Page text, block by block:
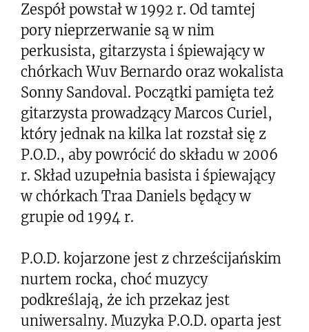
Zespół powstał w 1992 r. Od tamtej
pory nieprzerwanie są w nim
perkusista, gitarzysta i śpiewający w
chórkach Wuv Bernardo oraz wokalista
Sonny Sandoval. Początki pamięta też
gitarzysta prowadzący Marcos Curiel,
który jednak na kilka lat rozstał się z
P.O.D., aby powrócić do składu w 2006
r. Skład uzupełnia basista i śpiewający
w chórkach Traa Daniels będący w
grupie od 1994 r.
P.O.D. kojarzone jest z chrześcijańskim
nurtem rocka, choć muzycy
podkreślają, że ich przekaz jest
uniwersalny. Muzyka P.O.D. oparta jest